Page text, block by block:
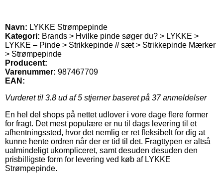
Navn: LYKKE Strømpepinde
Kategori: Brands > Hvilke pinde søger du? > LYKKE >
LYKKE – Pinde > Strikkepinde // sæt > Strikkepinde Mærker
> Strømpepinde
Producent:
Varenummer: 987467709
EAN:
Vurderet til 3.8 ud af 5 stjerner baseret på 37anmeldelser
En hel del shops på nettet udlover i vore dage flere former
for fragt. Det mest populære er nu til dags levering til et
afhentningssted, hvor det nemlig er ret fleksibelt for dig at
kunne hente ordren når der er tid til det. Fragttypen er altså
ualmindeligt ukompliceret, samt desuden desuden den
prisbilligste form for levering ved køb af LYKKE
Strømpepinde.